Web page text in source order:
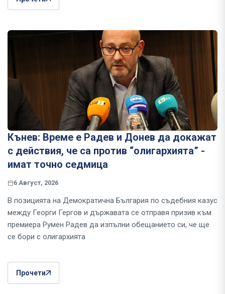
Кънев: Време е Радев и Донев да докажат
с действия, че са против “олигархията” -
имат точно седмица
6 Август, 2026
В позицията на Демократична България по съдебния казус
между Георги Гергов и държавата се отправя призив към
премиера Румен Радев да изпълни обещанието си, че ще
се бори с олигархията
Прочети